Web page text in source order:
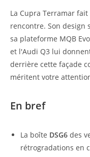
La Cupra Terramar
rencontre. Son design
sa plateforme MQB
et l'Audi Q3 lui
derrière cette façade
méritent votre
En bref
La boîte DSG6 des
rétrogradations en